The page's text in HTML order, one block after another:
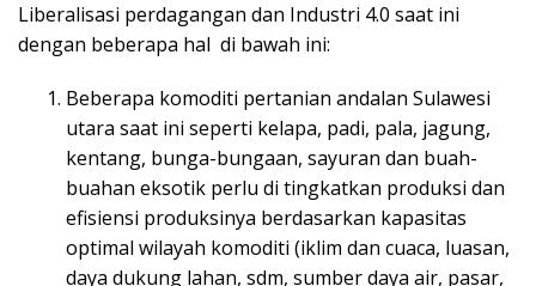
Liberalisasi perdagangan dan Industri 4.0 saat ini
dengan beberapa hal di bawah ini:
Beberapa komoditi pertanian andalan Sulawesi
utara saat ini seperti kelapa, padi, pala, jagung,
kentang, bunga-bungaan, sayuran dan buah-
buahan eksotik perlu di tingkatkan produksi dan
efisiensi produksinya berdasarkan kapasitas
optimal wilayah komoditi (iklim dan cuaca, luasan,
daya dukung lahan, sdm, sumber daya air, pasar,